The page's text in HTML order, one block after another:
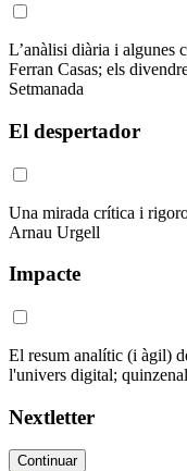
L’anàlisi diària i algunes
Ferran Casas; els
Setmanada
El despertador
Una mirada crítica i
Arnau Urgell
Impacte
El resum analític (i àgil)
l'univers digital;
Nextletter
Continuar